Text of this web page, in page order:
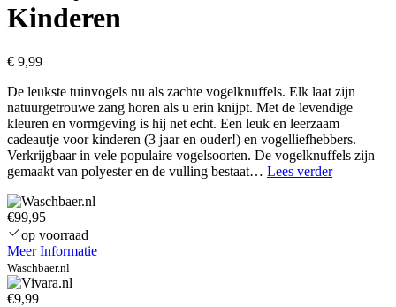
Kinderen
€ 9,99
De leukste tuinvogels nu als zachte vogelknuffels. Elk laat zijn
natuurgetrouwe zang horen als u erin knijpt. Met de levendige
kleuren en vormgeving is hij net echt. Een leuk en leerzaam
cadeautje voor kinderen (3 jaar en ouder!) en vogelliefhebbers.
Verkrijgbaar in vele populaire vogelsoorten. De vogelknuffels zijn
gemaakt van polyester en de vulling bestaat… Lees verderBunny
€99,95
op voorraad
Meer Informatie
Waschbaer.nl
€9,99